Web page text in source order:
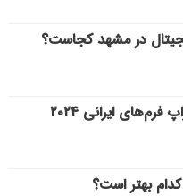
در مشهد کجاست؟
ایرانی ۲۰۲۴
بهتر است؟